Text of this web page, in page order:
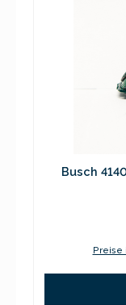
Busch
Preise